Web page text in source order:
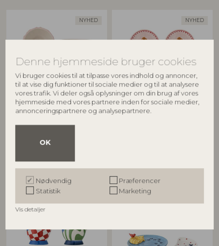
Denne hjemmeside bruger cookies
Vi bruger cookies til at tilpasse vores indhold og annoncer,
til at vise dig funktioner til sociale medier og til at analysere
vores trafik. Vi deler også oplysninger om din brug af vores
hjemmeside med vores partnere inden for sociale medier,
annonceringspartnere og analysepartnere.
OK
Nødvendig
Præferencer
Statistik
Marketing
Vis detaljer
NYHED
BLOOMINGVILLE
D12,5xH6,5 cm, Set of 4
599,00 DKK
NYHED
BLOOMINGVILLE
NYHED NYHED